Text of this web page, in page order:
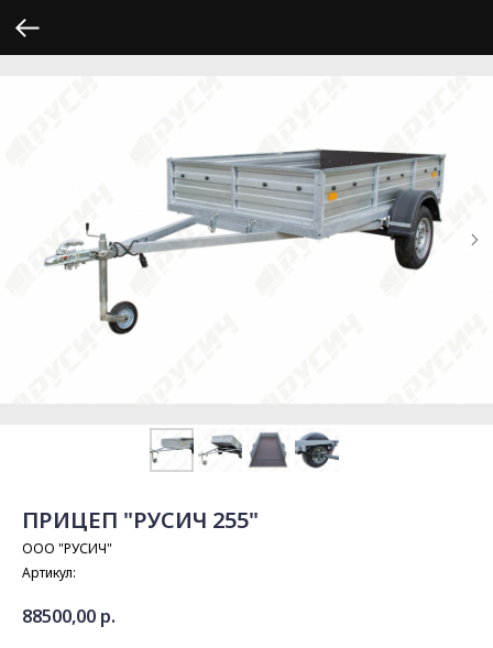
ПРИЦЕП "РУСИЧ 255"
ООО "РУСИЧ"
Артикул:
88500,00 р.